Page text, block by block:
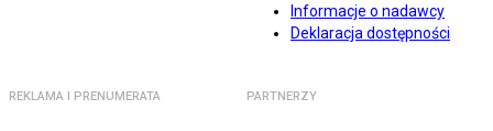
Informacje o nadawcy
Deklaracja dostępności
REKLAMA I PRENUMERATA PARTNERZY